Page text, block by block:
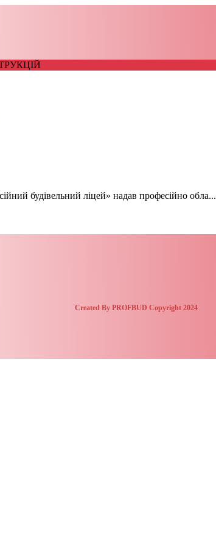
будівельний ліцей» надав професійно обла...
Created By PROFBUD Copyright 2024